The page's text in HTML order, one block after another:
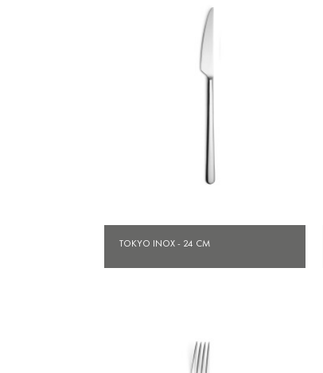
Aperçu rapide
TOKYO INOX - 24 CM